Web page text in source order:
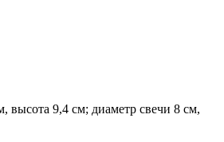
высота 9,4 см; диаметр свечи 8 см,